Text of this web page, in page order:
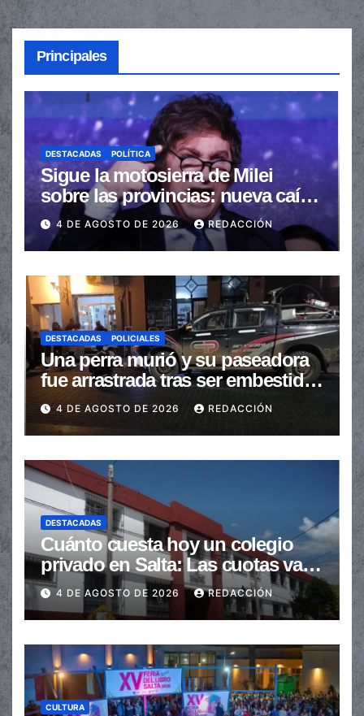
Principales
DESTACADAS POLÍTICA
Sigue la motosierra de Milei
sobre las provincias: nueva caída
de las transferencias no
automáticas
4 DE AGOSTO DE 2026 REDACCIÓN
DESTACADAS POLICIALES
Una perra murió y su paseadora
fue arrastrada tras ser embestidas
en la senda peatonal
4 DE AGOSTO DE 2026 REDACCIÓN
DESTACADAS
Cuánto cuesta hoy un colegio
privado en Salta: Las cuotas van
de $110.000 a más de $600.000
4 DE AGOSTO DE 2026 REDACCIÓN
CULTURA